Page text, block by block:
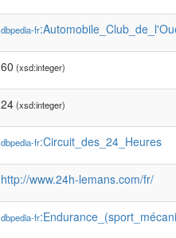
dbpedia-fr
60 (xsd:integer)
24(xsd:integer)
dbpedia-fr:Circuit_des_24_Heures
http://www.24h-lemans.com/fr/
dbpedia-fr